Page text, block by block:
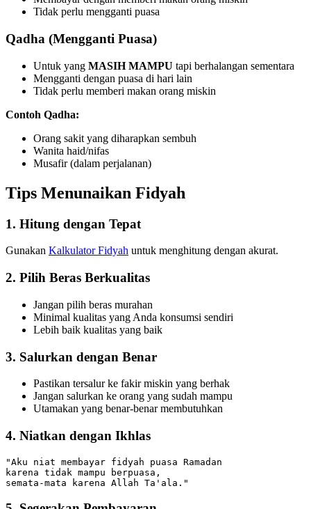
Tidak perlu mengganti puasa
Qadha (Mengganti Puasa)
Untuk yang MASIH MAMPU tapi berhalangan sementara
Mengganti dengan puasa di hari lain
Tidak perlu memberi makan orang miskin
Contoh Qadha:
Orang sakit yang diharapkan sembuh
Wanita haid/nifas
Musafir (dalam perjalanan)
Tips Menunaikan Fidyah
1. Hitung dengan Tepat
Gunakan Kalkulator Fidyah untuk menghitung dengan akurat.
2. Pilih Beras Berkualitas
Jangan pilih beras murahan
Minimal kualitas yang Anda konsumsi sendiri
Lebih baik kualitas yang baik
3. Salurkan dengan Benar
Pastikan tersalur ke fakir miskin yang berhak
Jangan salurkan ke orang yang sudah mampu
Utamakan yang benar-benar membutuhkan
4. Niatkan dengan Ikhlas
"Aku niat membayar fidyah puasa Ramadan
karena tidak mampu berpuasa,